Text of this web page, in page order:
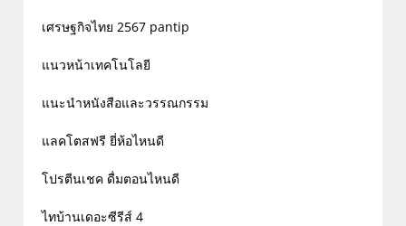
เศรษฐกิจไทย 2567 pantip
แนวหน้าเทคโนโลยี
แนะนำหนังสือและวรรณกรรม
แลคโตสฟรี ยี่ห้อไหนดี
โปรตีนเชค ดื่มตอนไหนดี
ไทบ้านเดอะซีรีส์ 4